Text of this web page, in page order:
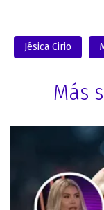
Jésica Cirio
Más